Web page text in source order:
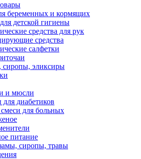
беременных и кормящих
детской гигиены
средства для рук
средства
салфетки
сиропы, эликсиры
и мюсли
диабетиков
для больных
питание
сиропы, травы